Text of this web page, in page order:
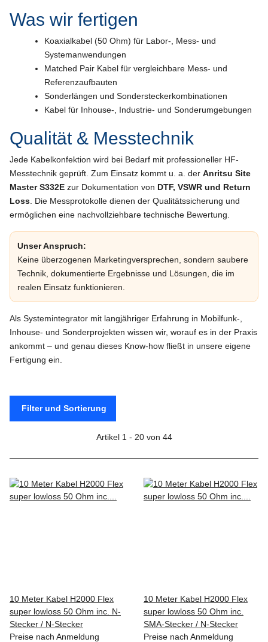
Was wir fertigen
Koaxialkabel (50 Ohm) für Labor-, Mess- und
Systemanwendungen
Matched Pair Kabel für vergleichbare Mess- und
Referenzaufbauten
Sonderlängen und Sondersteckerkombinationen
Kabel für Inhouse-, Industrie- und Sonderumgebungen
Qualität & Messtechnik
Jede Kabelkonfektion wird bei Bedarf mit professioneller HF-
Messtechnik geprüft. Zum Einsatz kommt u. a. der Anritsu Site
Master S332E zur Dokumentation von DTF, VSWR und Return
Loss . Die Messprotokolle dienen der Qualitätssicherung und
ermöglichen eine nachvollziehbare technische Bewertung.
Unser Anspruch:
Keine überzogenen Marketingversprechen, sondern saubere
Technik, dokumentierte Ergebnisse und Lösungen, die im
realen Einsatz funktionieren.
Als Systemintegrator mit langjähriger Erfahrung in Mobilfunk-,
Inhouse- und Sonderprojekten wissen wir, worauf es in der Praxis
ankommt – und genau dieses Know-how fließt in unsere eigene
Fertigung ein.
Filter und Sortierung
Artikel 1 - 20 von 44
10 Meter Kabel H2000 Flex
super lowloss 50 Ohm inc. N-
Stecker / N-Stecker
Preise nach Anmeldung
10 Meter Kabel H2000 Flex
super lowloss 50 Ohm inc.
SMA-Stecker / N-Stecker
Preise nach Anmeldung